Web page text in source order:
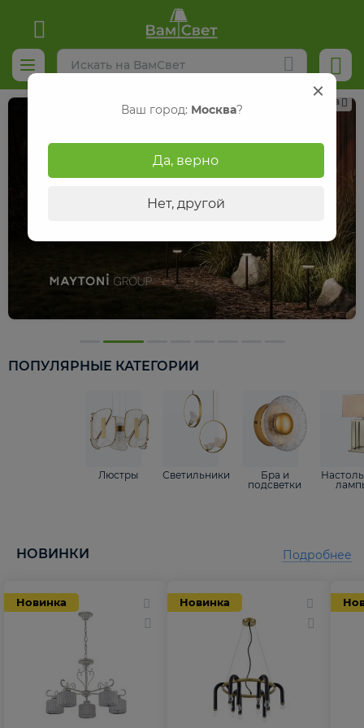
Реклама
ПОПУЛЯРНЫЕ КАТЕГОРИИ
Люстры Светильники
Бра и
подсветки
НОВИНКИ
Новинка Новинка
Подробнее
Ваш город: Москва?
Да, верно
Нет, другой